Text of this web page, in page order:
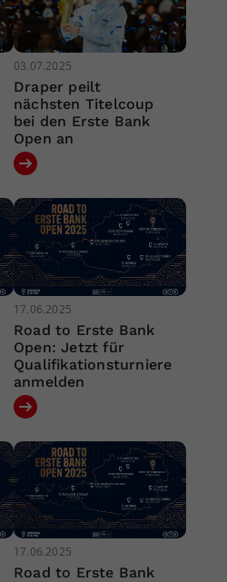
03.07.2025
Draper peilt
nächsten Titelcoup
bei den Erste Bank
Open an
17.06.2025
Road to Erste Bank
Open: Jetzt für
Qualifikationsturniere
anmelden
17.06.2025
Road to Erste Bank